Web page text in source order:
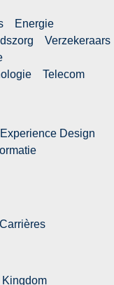
Energie
Verzekeraars
Telecom
Experience Design
Carrières